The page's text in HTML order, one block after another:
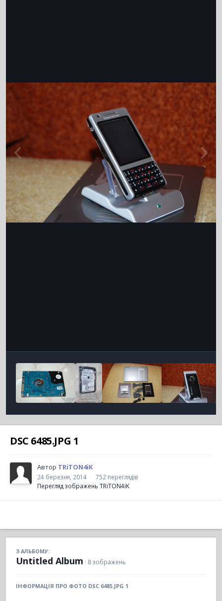
DSC 6485.JPG 1
Автор TRiTON4iK
24 березня, 2014
752 переглядів
Перегляд зображень TRiTON4iK
З АЛЬБОМУ:
Untitled Album · 8 зображень
ІНФОРМАЦІЯ ПРО ФОТО DSC 6485.JPG 1